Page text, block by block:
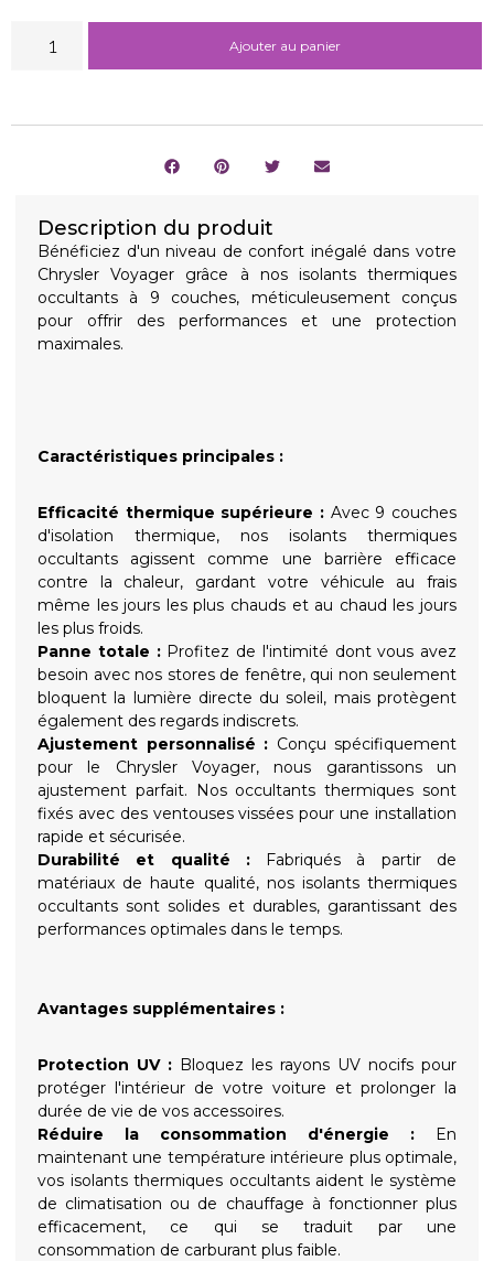
Ajouter au panier
Description du produit
Bénéficiez d'un niveau de confort inégalé dans votre
Chrysler Voyager grâce à nos isolants thermiques
occultants à 9 couches, méticuleusement conçus
pour offrir des performances et une protection
maximales.
Caractéristiques principales :
Efficacité thermique supérieure : Avec 9 couches
d'isolation thermique, nos isolants thermiques
occultants agissent comme une barrière efficace
contre la chaleur, gardant votre véhicule au frais
même les jours les plus chauds et au chaud les jours
les plus froids.
Panne totale :Profitez de l'intimité dont vous avez
besoin avec nos stores de fenêtre, qui non seulement
bloquent la lumière directe du soleil, mais protègent
également des regards indiscrets.
Ajustement personnalisé : Conçu spécifiquement
pour le Chrysler Voyager, nous garantissons un
ajustement parfait. Nos occultants thermiques sont
fixés avec des ventouses vissées pour une installation
rapide et sécurisée.
Durabilité et qualité :Fabriqués à partir de
matériaux de haute qualité, nos isolants thermiques
occultants sont solides et durables, garantissant des
performances optimales dans le temps.
Avantages supplémentaires :
Protection UV : Bloquez les rayons UV nocifs pour
protéger l'intérieur de votre voiture et prolonger la
durée de vie de vos accessoires.
Réduire la consommation d'énergie : En
maintenant une température intérieure plus optimale,
vos isolants thermiques occultants aident le système
de climatisation ou de chauffage à fonctionner plus
efficacement, ce qui se traduit par une
consommation de carburant plus faible.